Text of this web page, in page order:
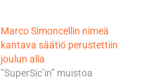
Marco Simoncellin nimeä
kantava säätiö perustettiin
joulun alla
”SuperSic’in” muistoa